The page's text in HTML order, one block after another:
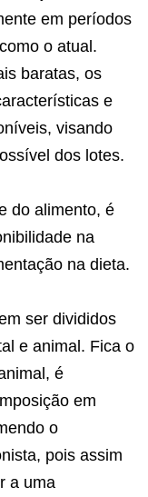
em períodos
o atual.
baratas, os
e
visando
dos lotes.
do alimento, é
na
na dieta.
ser divididos
e animal. Fica o
é
em
o
pois assim
a uma